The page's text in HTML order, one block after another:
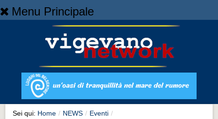
Menu Principale
NEWS
Cronaca
Cronaca
Sei qui: Home / NEWS / Eventi /